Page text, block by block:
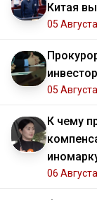
Китая
05
05
К чему
06